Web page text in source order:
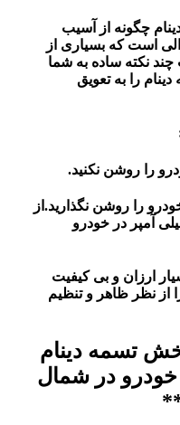
چگونه از آسیب
است که بسیاری از
نکته ساده به شما
را به تعویق
را روشن نکنید.
را روشن نگذارید. از
های با ظرفیت کمتر از 65 میلی آمپر در خودرو
ارزان و بی کیفیت
از نظر ظاهر و تنظیم
تسمه دینام
۵ فرانتک خودرو در شمال